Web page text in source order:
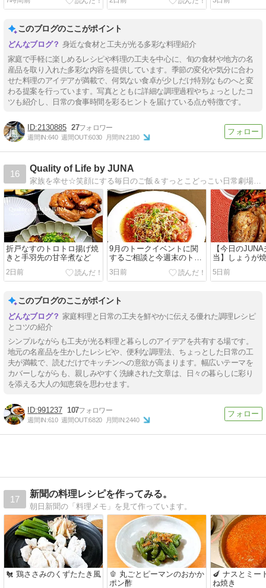
このブログのここがポイント
身近な食材と工夫が光る多彩な料理紹介
家庭で手軽に楽しめるレシピや料理の工夫を中心に、旬の食材や地方の名
産品を取り入れた多彩な内容を提供しています。季節の変化や気分に合わ
せた料理のアイデアが満載で、何気ない食卓が少しだけ特別なものへと変
わる提案を行っています。写真とともに詳細な調理過程やちょっとしたコ
ツも紹介し、日常の食事時間を彩るヒントを届けている点が特徴です。
2130885 27
週間IN:640 週間OUT:6030 月間IN:2180
16
Quality of Life by JUNA
家族を幸せ☆笑顔にする毎日のご飯＆すっとこどっこい日常劇場！『JUNAさんのいつもの材料で満足弁当』『JUNAさんの最強で最愛の家ハンバーグ』発売中。
折戸なすのトロトロ揚げ焼
きと手羽先の甘辛煮など
2日前
9月のトークイベントに関
するご相談と今週末のトー
クライブのお知らせ／冷や
しトマトのオニオンベーコ
3日前
【今日の
当】しょうが
スノービュー
やっとお迎え
5日前
このブログのここがポイント
家庭料理と日常の工夫を鮮やかに伝える優れた調理レシピ
とコツの紹介
シンプルながらも工夫が光る料理と暮らしのアイデアを共有する場です。
地元の名産品を生かしたレシピや、便利な調理法、ちょっとした日常の工
夫が満載で、読むだけでキッチンへの意欲が高まります。幅広いテーマを
カバーしながらも、親しみやすく洗練された文章は、日々の暮らしに彩り
を添える大人の知恵袋を思わせます。
991237 107
週間IN:610 週間OUT:6820 月間IN:2440
17
新聞の料理レシピを作ってみる。
朝日新聞の「料理メモ」を見て作っています。
🐔 鶏ささみのくずたたき風
🫑 丸ごとピーマンのおかか
ポン酢
🍆 ナスとミー
ね焼き